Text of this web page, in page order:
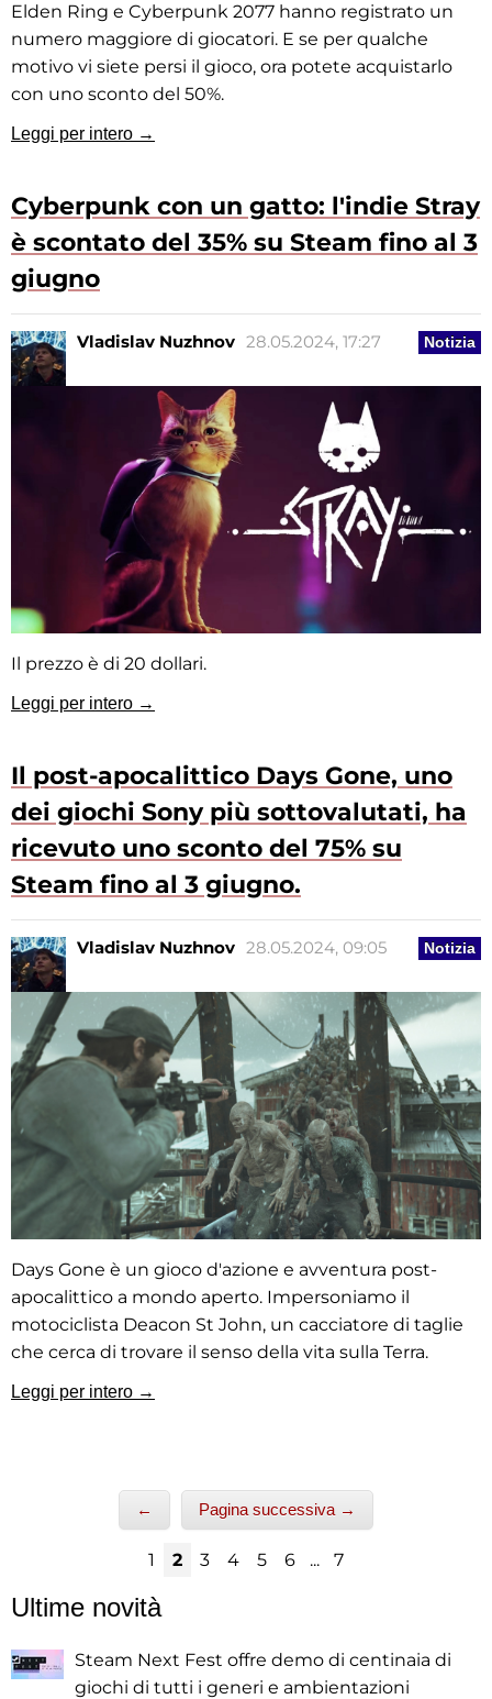
Elden Ring e Cyberpunk 2077 hanno registrato un
numero maggiore di giocatori. E se per qualche
motivo vi siete persi il gioco, ora potete acquistarlo
con uno sconto del 50%.
Leggi per intero →
Cyberpunk con un gatto: l'indie Stray
è scontato del 35% su Steam fino al 3
giugno
Notizia
Vladislav Nuzhnov 28.05.2024, 17:27
Il prezzo è di 20 dollari.
Leggi per intero →
Il post-apocalittico Days Gone, uno
dei giochi Sony più sottovalutati, ha
ricevuto uno sconto del 75% su
Steam fino al 3 giugno.
Notizia
Vladislav Nuzhnov 28.05.2024, 09:05
Days Gone è un gioco d'azione e avventura post-
apocalittico a mondo aperto. Impersoniamo il
motociclista Deacon St John, un cacciatore di taglie
che cerca di trovare il senso della vita sulla Terra.
Leggi per intero →
← Pagina successiva →
1 2 3 4 5 6 ... 7
Ultime novità
Steam Next Fest offre demo di centinaia di
giochi di tutti i generi e ambientazioni